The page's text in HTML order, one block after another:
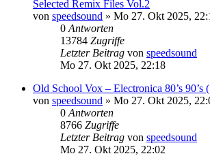
Selected Remix Files Vol.2
von speedsound » Mo 27. Okt 2025,
0 Antworten
13784 Zugriffe
Letzter Beitrag von speedsound
Mo 27. Okt 2025, 22:18
Old School Vox – Electronica 80’s 90’s
von speedsound » Mo 27. Okt 2025,
0 Antworten
8766 Zugriffe
Letzter Beitrag von speedsound
Mo 27. Okt 2025, 22:02